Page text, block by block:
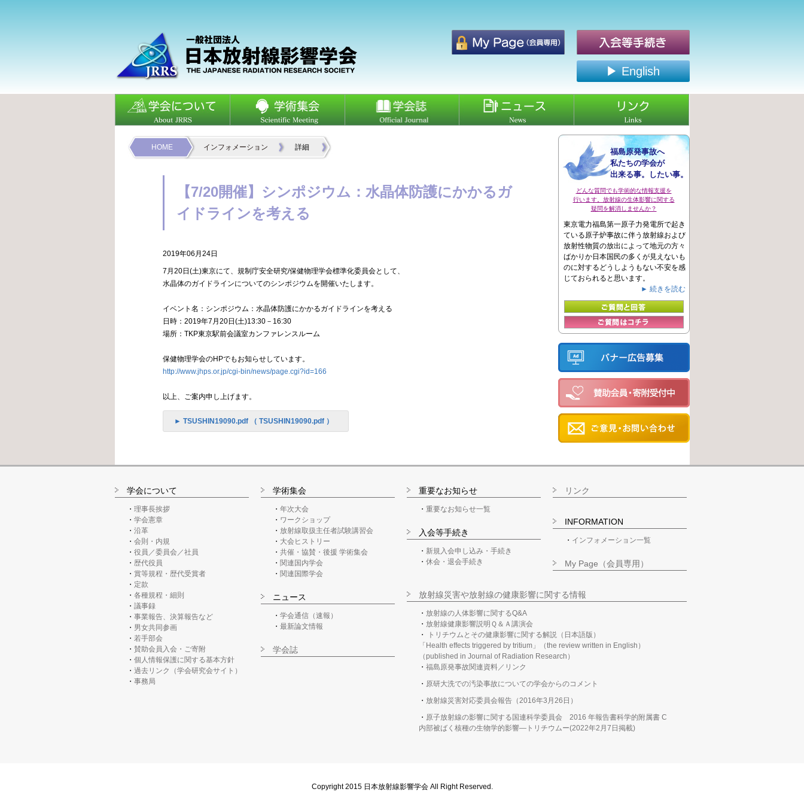
▶ English
福島原発事故へ
私たちの学会が
出来る事。したい事。
どんな質問でも学術的な情報支援を
行います。放射線の生体影響に関する
疑問を解消しませんか？
東京電力福島第一原子力発電所で起き
ている原子炉事故に伴う放射線および
放射性物質の放出によって地元の方々
ばかりか日本国民の多くが見えないも
のに対するどうしようもない不安を感
じておられると思います。
► 続きを読む
HOME インフォメーション 詳細
【7/20開催】シンポジウム：水晶体防護にかかるガ
イドラインを考える
2019年06月24日
7月20日(土)東京にて、規制庁安全研究/保健物理学会標準化委員会として、
水晶体のガイドラインについてのシンポジウムを開催いたします。
イベント名：シンポジウム：水晶体防護にかかるガイドラインを考える
日時：2019年7月20日(土)13:30－16:30
場所：TKP東京駅前会議室カンファレンスルーム
保健物理学会のHPでもお知らせしています。
http://www.jhps.or.jp/cgi-bin/news/page.cgi?id=166
以上、ご案内申し上げます。
► TSUSHIN19090.pdf （ TSUSHIN19090.pdf ）
学会について
理事長挨拶
学会憲章
沿革
会則・内規
役員／委員会／社員
歴代役員
賞等規程・歴代受賞者
定款
各種規程・細則
議事録
事業報告、決算報告など
男女共同参画
若手部会
賛助会員入会・ご寄附
個人情報保護に関する基本方針
過去リンク（学会研究会サイト）
事務局
学術集会
年次大会
ワークショップ
放射線取扱主任者試験講習会
大会ヒストリー
共催・協賛・後援 学術集会
関連国内学会
関連国際学会
ニュース
学会通信（速報）
最新論文情報
学会誌
重要なお知らせ
重要なお知らせ一覧
入会等手続き
新規入会申し込み・手続き
休会・退会手続き
リンク
INFORMATION
インフォメーション一覧
My Page（会員専用）
放射線災害や放射線の健康影響に関する情報
放射線の人体影響に関するQ&A
放射線健康影響説明Ｑ＆Ａ講演会
トリチウムとその健康影響に関する解説（日本語版）
「Health effects triggered by tritium」（the review written in English）
（published in Journal of Radiation Research）
福島原発事故関連資料／リンク
原研大洗での汚染事故についての学会からのコメント
放射線災害対応委員会報告（2016年3月26日）
原子放射線の影響に関する国連科学委員会 2016 年報告書科学的附属書 C
内部被ばく核種の生物学的影響―トリチウムー(2022年2月7日掲載)
Copyright 2015 日本放射線影響学会 All Right Reserved.